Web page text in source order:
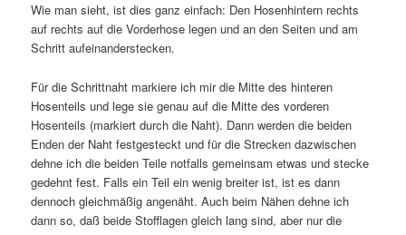
Wie man sieht, ist dies ganz einfach: Den Hosenhintern rechts
auf rechts auf die Vorderhose legen und an den Seiten und am
Schritt aufeinanderstecken.
Für die Schrittnaht markiere ich mir die Mitte des hinteren
Hosenteils und lege sie genau auf die Mitte des vorderen
Hosenteils (markiert durch die Naht). Dann werden die beiden
Enden der Naht festgesteckt und für die Strecken dazwischen
dehne ich die beiden Teile notfalls gemeinsam etwas und stecke
gedehnt fest. Falls ein Teil ein wenig breiter ist, ist es dann
dennoch gleichmäßig angenäht. Auch beim Nähen dehne ich
dann so, daß beide Stofflagen gleich lang sind, aber nur die